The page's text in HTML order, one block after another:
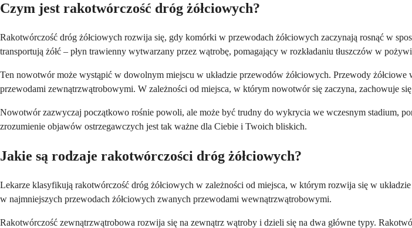
Czym jest rakotwórczość dróg żółciowych?
Rakotwórczość dróg żółciowych rozwija się, gdy komórki w przewodach żółciowych zaczynają rosnąć w
transportują żółć – płyn trawienny wytwarzany przez wątrobę, pomagający w rozkładaniu tłuszczów w
Ten nowotwór może wystąpić w dowolnym miejscu w układzie przewodów żółciowych. Przewody
przewodami zewnątrzwątrobowymi. W zależności od miejsca, w którym nowotwór się zaczyna, zachowuje
Nowotwór zazwyczaj początkowo rośnie powoli, ale może być trudny do wykrycia we wczesnym stadium,
zrozumienie objawów ostrzegawczych jest tak ważne dla Ciebie i Twoich bliskich.
Jakie są rodzaje rakotwórczości dróg żółciowych?
Lekarze klasyfikują rakotwórczość dróg żółciowych w zależności od miejsca, w którym rozwija się w
w najmniejszych przewodach żółciowych zwanych przewodami wewnątrzwątrobowymi.
Rakotwórczość zewnątrzwątrobowa rozwija się na zewnątrz wątroby i dzieli się na dwa główne typy.